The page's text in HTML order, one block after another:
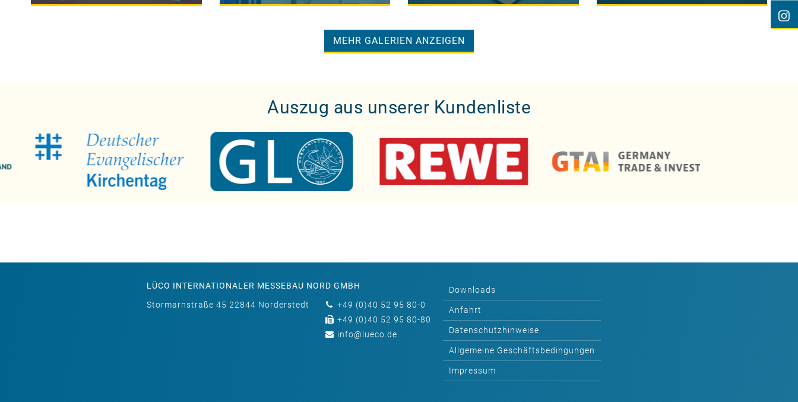
MEHR GALERIEN ANZEIGEN
Auszug aus unserer Kundenliste
LÜCO INTERNATIONALER MESSEBAU NORD GMBH
Stormarnstraße 45 22844 Norderstedt
+49 (0)40 52 95 80-0
+49 (0)40 52 95 80-80
info@lueco.de
Downloads
Anfahrt
Datenschutzhinweise
Allgemeine Geschäftsbedingungen
Impressum